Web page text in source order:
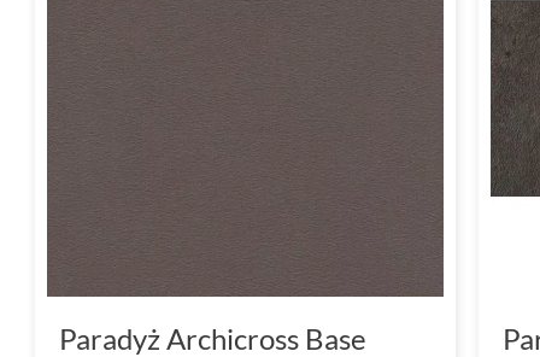
Paradyż Archicross Base